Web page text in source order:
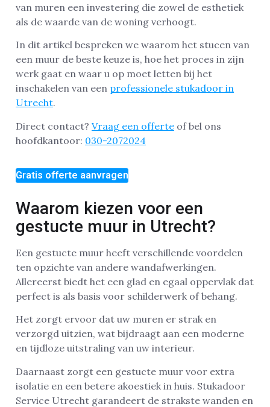
van muren een investering die zowel de esthetiek
als de waarde van de woning verhoogt.
In dit artikel bespreken we waarom het stucen van
een muur de beste keuze is, hoe het proces in zijn
werk gaat en waar u op moet letten bij het
inschakelen van een professionele stukadoor in
Utrecht.
Direct contact? Vraag een offerte of bel ons
hoofdkantoor: 030-2072024
Gratis offerte aanvragen
Waarom kiezen voor een
gestucte muur in Utrecht?
Een gestucte muur heeft verschillende voordelen
ten opzichte van andere wandafwerkingen.
Allereerst biedt het een glad en egaal oppervlak dat
perfect is als basis voor schilderwerk of behang.
Het zorgt ervoor dat uw muren er strak en
verzorgd uitzien, wat bijdraagt aan een moderne
en tijdloze uitstraling van uw interieur.
Daarnaast zorgt een gestucte muur voor extra
isolatie en een betere akoestiek in huis. Stukadoor
Service Utrecht garandeert de strakste wanden en